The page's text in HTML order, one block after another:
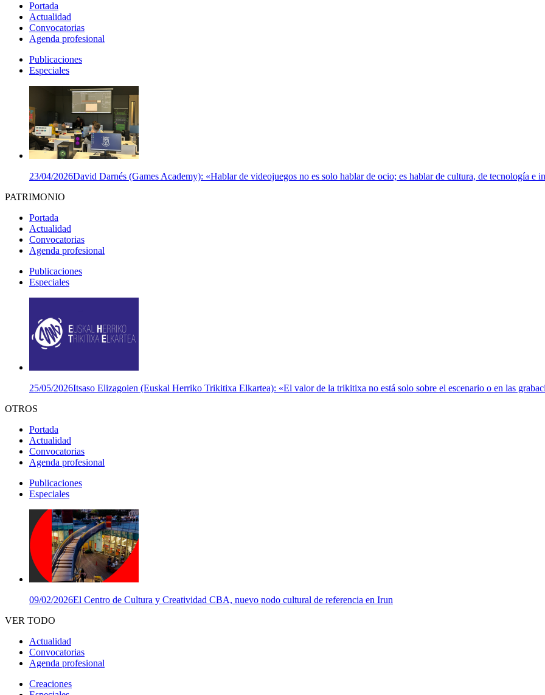
Portada
Actualidad
Convocatorias
Agenda profesional
Publicaciones
Especiales
23/04/2026David Darnés (Games Academy): «Hablar de videojuegos no es solo hablar de ocio; es hablar de cultura, de tecnología
PATRIMONIO
Portada
Actualidad
Convocatorias
Agenda profesional
Publicaciones
Especiales
25/05/2026Itsaso Elizagoien (Euskal Herriko Trikitixa Elkartea): «El valor de la trikitixa no está solo sobre el escenario o en las
OTROS
Portada
Actualidad
Convocatorias
Agenda profesional
Publicaciones
Especiales
09/02/2026El Centro de Cultura y Creatividad CBA, nuevo nodo cultural de referencia en Irun
VER TODO
Actualidad
Convocatorias
Agenda profesional
Creaciones